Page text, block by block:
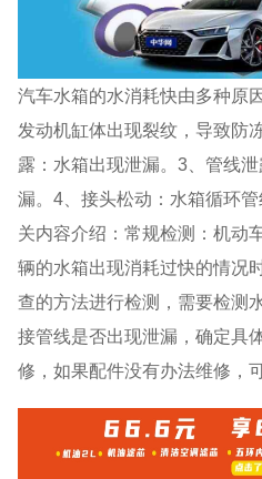
汽车水箱的水消耗快由多种原
发动机缸体出现裂纹，导致防
露：水箱出现泄漏。3、管线
漏。4、接头松动：水箱循环
关内容介绍：常规检测：机动
辆的水箱出现消耗过快的情况
查的方法进行检测，需要检测
接管线是否出现泄漏，确定具
修，如果配件没有办法维修，